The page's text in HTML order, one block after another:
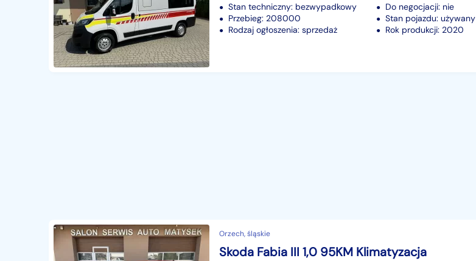
Pozostałe 1066
Stan techniczny: bezwypadkowy
Przebieg: 208000
Rodzaj ogłoszenia: sprzedaż
Do negocjacji: nie
Stan pojazdu: używany
Rok produkcji: 2020
Orzech, śląskie
Skoda Fabia III 1,0 95KM Klimatyzacja